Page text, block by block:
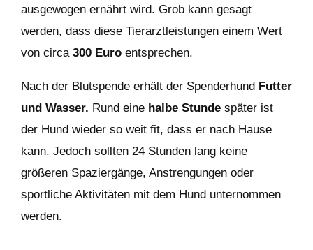
ausgewogen ernährt wird. Grob kann gesagt
werden, dass diese Tierarztleistungen einem Wert
von circa 300 Euro entsprechen.
Nach der Blutspende erhält der Spenderhund Futter
und Wasser. Rund eine halbe Stunde später ist
der Hund wieder so weit fit, dass er nach Hause
kann. Jedoch sollten 24 Stunden lang keine
größeren Spaziergänge, Anstrengungen oder
sportliche Aktivitäten mit dem Hund unternommen
werden.